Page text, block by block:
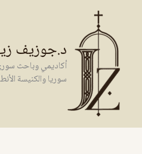
المحتوى
د.جوزيف
أكاديمي وباحث
سوريا والكنيسة